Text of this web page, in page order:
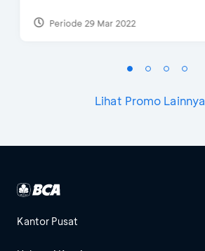
Periode 29 Mar 2022
Lihat Promo Lainnya
Kantor Pusat